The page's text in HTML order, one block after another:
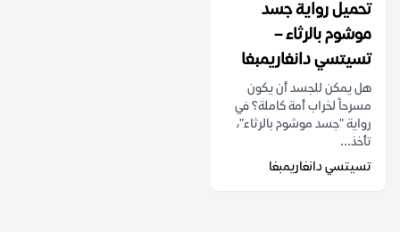
تحميل رواية جسد
موشوم بالرثاء –
تسيتسي دانغاريمبغا
هل يمكن للجسد أن يكون
مسرحاً لخراب أمة كاملة؟ في
رواية "جسد موشوم بالرثاء"،
تأخذ...
تسيتسي دانغاريمبغا